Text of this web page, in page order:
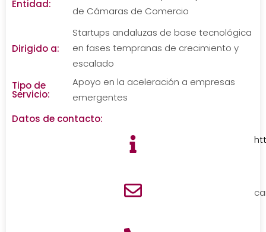
Entidad:
de Cámaras de Comercio
Dirigido a:
Startups andaluzas de base tecnológica
en fases tempranas de crecimiento y
escalado
Tipo de
Servicio:
Apoyo en la aceleración a empresas
emergentes
Datos de contacto: